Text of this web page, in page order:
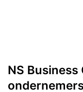
NS Business